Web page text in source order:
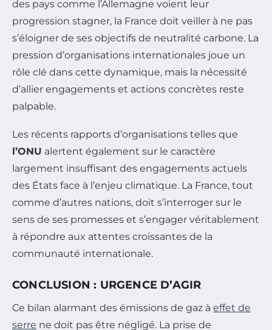
des pays comme l’Allemagne voient leur
progression stagner, la France doit veiller à ne pas
s’éloigner de ses objectifs de neutralité carbone. La
pression d’organisations internationales joue un
rôle clé dans cette dynamique, mais la nécessité
d’allier engagements et actions concrètes reste
palpable.
Les récents rapports d’organisations telles que
l’ONU alertent également sur le caractère
largement insuffisant des engagements actuels
des États face à l’enjeu climatique. La France, tout
comme d’autres nations, doit s’interroger sur le
sens de ses promesses et s’engager véritablement
à répondre aux attentes croissantes de la
communauté internationale.
CONCLUSION : URGENCE D’AGIR
Ce bilan alarmant des émissions de gaz à effet de
serre ne doit pas être négligé. La prise de